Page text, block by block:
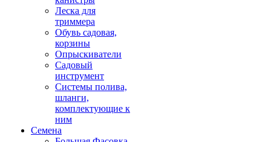
Леска для
триммера
Обувь садовая,
корзины
Опрыскиватели
Садовый
инструмент
Системы полива,
шланги,
комплектующие к
ним
Семена